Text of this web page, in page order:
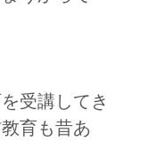
受講してき
育も昔あ